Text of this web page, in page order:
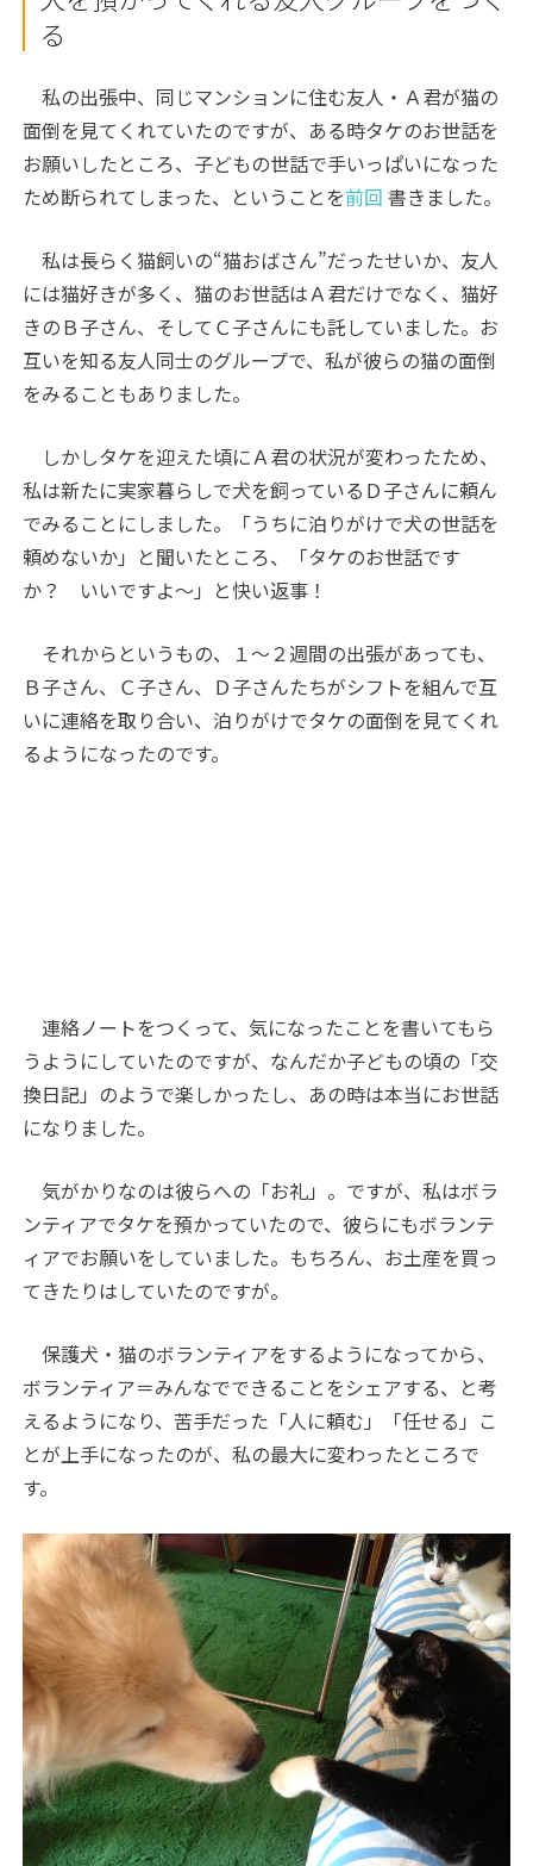
る
私の出張中、同じマンションに住む友人・Ａ君が猫の
面倒を見てくれていたのですが、ある時タケのお世話を
お願いしたところ、子どもの世話で手いっぱいになった
ため断られてしまった、ということを前回 書きました。
私は長らく猫飼いの“猫おばさん”だったせいか、友人
には猫好きが多く、猫のお世話はＡ君だけでなく、猫好
きのＢ子さん、そしてＣ子さんにも託していました。お
互いを知る友人同士のグループで、私が彼らの猫の面倒
をみることもありました。
しかしタケを迎えた頃にＡ君の状況が変わったため、
私は新たに実家暮らしで犬を飼っているＤ子さんに頼ん
でみることにしました。「うちに泊りがけで犬の世話を
頼めないか」と聞いたところ、「タケのお世話です
か？ いいですよ～」と快い返事！
それからというもの、１～２週間の出張があっても、
Ｂ子さん、Ｃ子さん、Ｄ子さんたちがシフトを組んで互
いに連絡を取り合い、泊りがけでタケの面倒を見てくれ
るようになったのです。
連絡ノートをつくって、気になったことを書いてもら
うようにしていたのですが、なんだか子どもの頃の「交
換日記」のようで楽しかったし、あの時は本当にお世話
になりました。
気がかりなのは彼らへの「お礼」。ですが、私はボラ
ンティアでタケを預かっていたので、彼らにもボランテ
ィアでお願いをしていました。もちろん、お土産を買っ
てきたりはしていたのですが。
保護犬・猫のボランティアをするようになってから、
ボランティア＝みんなでできることをシェアする、と考
えるようになり、苦手だった「人に頼む」「任せる」こ
とが上手になったのが、私の最大に変わったところで
す。